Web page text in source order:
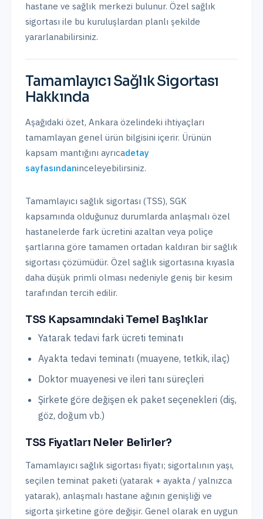
hastane ve sağlık merkezi bulunur. Özel sağlık
sigortası ile bu kuruluşlardan planlı şekilde
yararlanabilirsiniz.
Tamamlayıcı Sağlık Sigortası
Hakkında
Aşağıdaki özet, Ankara özelindeki ihtiyaçları
tamamlayan genel ürün bilgisini içerir. Ürünün
kapsam mantığını ayrıcadetay
sayfasındaninceleyebilirsiniz.
Tamamlayıcı sağlık sigortası (TSS), SGK
kapsamında olduğunuz durumlarda anlaşmalı özel
hastanelerde fark ücretini azaltan veya poliçe
şartlarına göre tamamen ortadan kaldıran bir sağlık
sigortası çözümüdür. Özel sağlık sigortasına kıyasla
daha düşük primli olması nedeniyle geniş bir kesim
tarafından tercih edilir.
TSS Kapsamındaki Temel Başlıklar
Yatarak tedavi fark ücreti teminatı
Ayakta tedavi teminatı (muayene, tetkik, ilaç)
Doktor muayenesi ve ileri tanı süreçleri
Şirkete göre değişen ek paket seçenekleri (diş,
göz, doğum vb.)
TSS Fiyatları Neler Belirler?
Tamamlayıcı sağlık sigortası fiyatı; sigortalının yaşı,
seçilen teminat paketi (yatarak + ayakta / yalnızca
yatarak), anlaşmalı hastane ağının genişliği ve
sigorta şirketine göre değişir. Genel olarak en uygun